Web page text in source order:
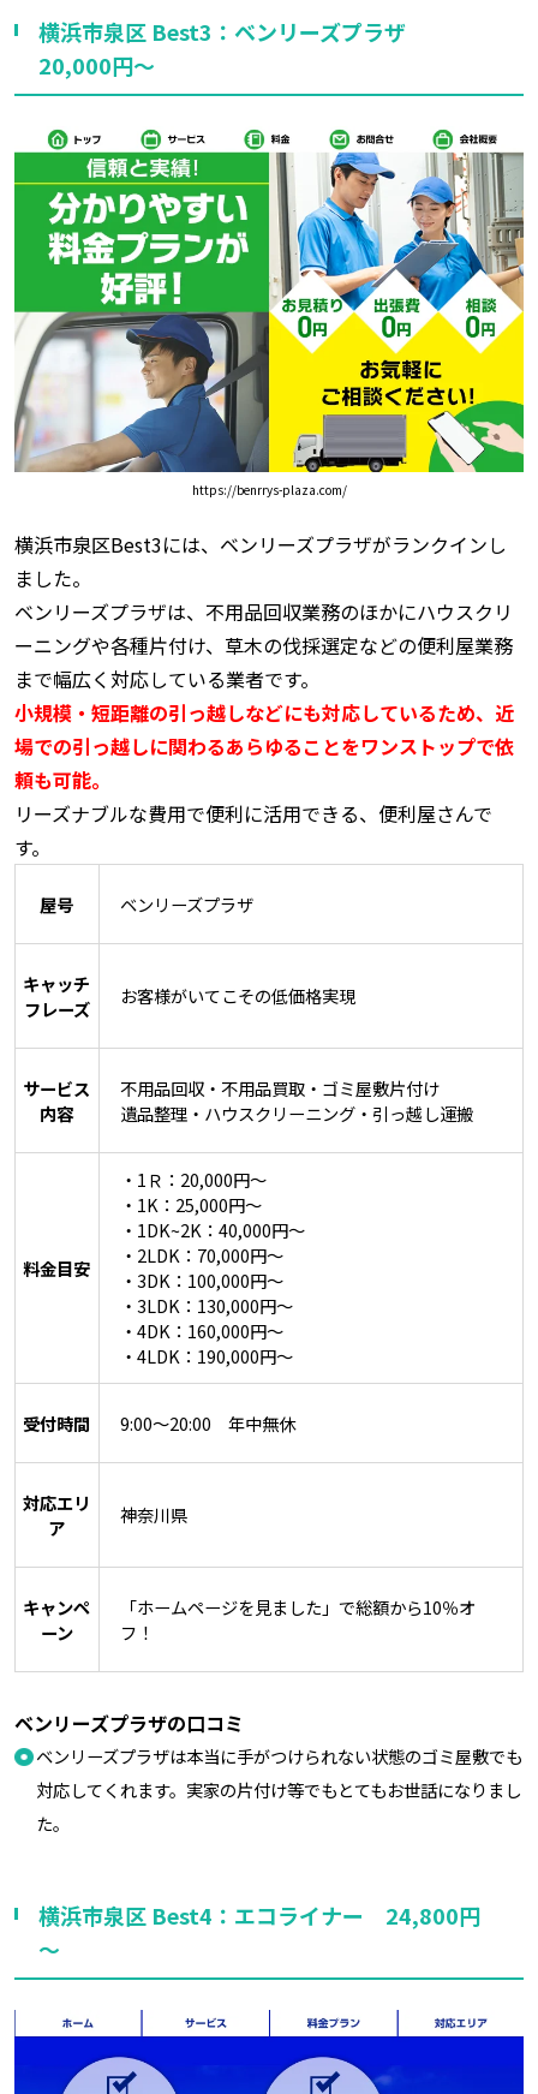
横浜市泉区 Best3：ベンリーズプラザ
20,000円～
https://benrrys-plaza.com/
横浜市泉区Best3には、 ベンリーズプラザがランクインし
ました。
ベンリーズプラザは、不用品回収業務のほかにハウスクリ
ーニングや各種片付け、草木の伐採選定などの便利屋業務
まで幅広く対応している業者です。
小規模・短距離の引っ越しなどにも対応しているため、近
場での引っ越しに関わるあらゆることをワンストップで依
頼も可能。
リーズナブルな費用で便利に活用できる、便利屋さんで
す。
屋号 ベンリーズプラザ
キャッチ
フレーズ
お客様がいてこその低価格実現
サービス
内容
不用品回収・不用品買取・ゴミ屋敷片付け
遺品整理・ハウスクリーニング・引っ越し運搬
料金目安
・1Ｒ：20,000円～
・1K：25,000円～
・1DK~2K：40,000円～
・2LDK：70,000円～
・3DK：100,000円～
・3LDK：130,000円～
・4DK：160,000円～
・4LDK：190,000円～
受付時間 9:00～20:00 年中無休
対応エリ
ア
神奈川県
キャンペ
ーン
「ホームページを見ました」で総額から10％オ
フ！
ベンリーズプラザの口コミ
ベンリーズプラザは本当に手がつけられない状態のゴミ屋敷でも
対応してくれます。実家の片付け等でもとてもお世話になりまし
た。
横浜市泉区 Best4：エコライナー 24,800円
～